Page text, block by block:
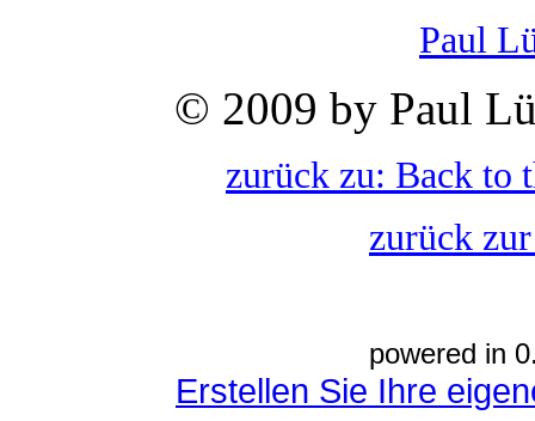
Paul
© 2009 by Paul
zurück zu: Back to
zurück
powered in
Erstellen Sie Ihre